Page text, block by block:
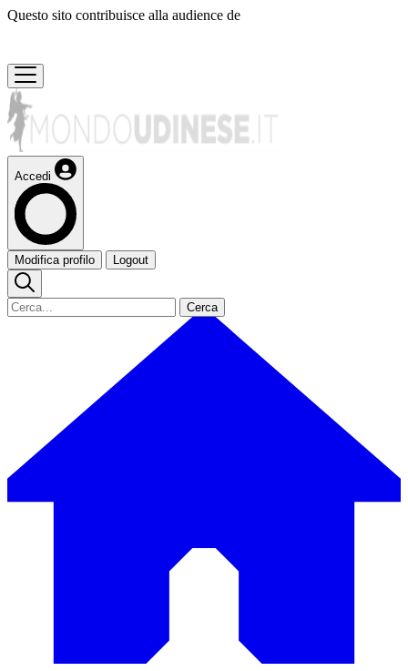
Questo sito contribuisce alla audience de
Accedi
Modifica profilo Logout
Cerca